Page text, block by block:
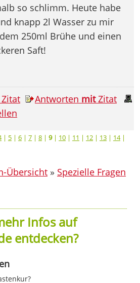
so schlimm. Heute habe
knapp 2l Wasser zu mir
250ml Brühe und einen
Saft!
Zitat Antworten mitZitat
| 5 | 6 | 7 | 8 | 9| 10 | 11 | 12 | 13 | 14|
Übersicht » Spezielle Fragen
Infos auf
entdecken?